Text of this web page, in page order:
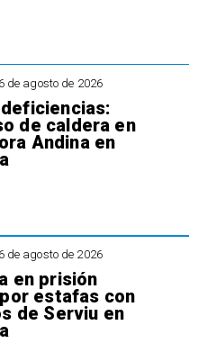
6 de agosto de 2026
de caldera en
Andina en
6 de agosto de 2026
en prisión
estafas con
de Serviu en